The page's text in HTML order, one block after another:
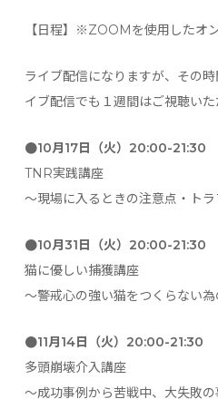
【日程】※ZOOMを使用したオ
ライブ配信になりますが、その
イブ配信でも１週間はご視聴いた
●10月17日（火）20:00-21:30
TNR実践講座
〜現場に入るときの注意点・ト
●10月31日（火）20:00-21:30
猫に優しい捕獲講座
〜警戒心の強い猫をつくらない
●11月14日（火）20:00-21:30
多頭崩壊介入講座
〜成功事例から苦戦中、大失敗